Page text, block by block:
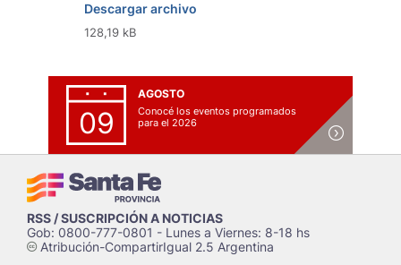
Descargar archivo
128,19 kB
09
AGOSTO
Conocé los eventos programados
para el 2026
RSS / SUSCRIPCIÓN A NOTICIAS
Gob: 0800-777-0801 - Lunes a Viernes: 8-18 hs
cAtribución-CompartirIgual 2.5 Argentina